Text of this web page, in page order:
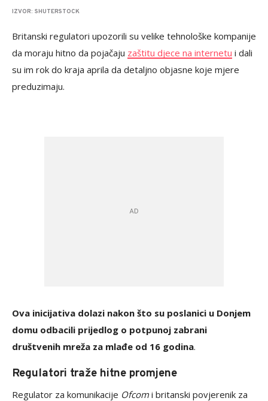
IZVOR: SHUTERSTOCK
Britanski regulatori upozorili su velike tehnološke kompanije
da moraju hitno da pojačaju zaštitu djece na internetu i dali
su im rok do kraja aprila da detaljno objasne koje mjere
preduzimaju.
Ova inicijativa dolazi nakon što su poslanici u Donjem
domu odbacili prijedlog o potpunoj zabrani
društvenih mreža za mlađe od 16 godina.
Regulatori traže hitne promjene
Regulator za komunikacije Ofcom i britanski povjerenik za